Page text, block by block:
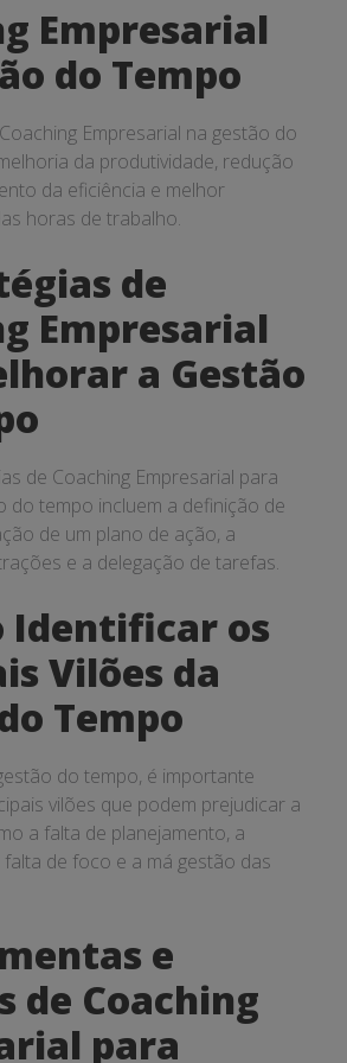
Empresarial
do Tempo
Empresarial na gestão do
da produtividade, redução
da eficiência e melhor
horas de trabalho.
de
Empresarial
a Gestão
de Coaching Empresarial para
do tempo incluem a definição de
de um plano de ação, a
e a delegação de tarefas.
Identificar os
Vilões da
Tempo
do tempo, é importante
vilões que podem prejudicar a
a falta de planejamento, a
de foco e a má gestão das
e
de Coaching
para